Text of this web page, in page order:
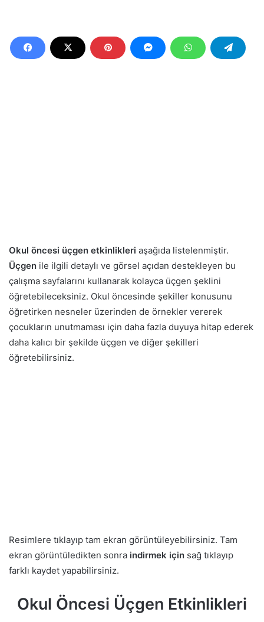
Okul öncesi üçgen etkinlikleri aşağıda listelenmiştir.
Üçgen ile ilgili detaylı ve görsel açıdan destekleyen bu
çalışma sayfalarını kullanarak kolayca üçgen şeklini
öğretebileceksiniz. Okul öncesinde şekiller konusunu
öğretirken nesneler üzerinden de örnekler vererek
çocukların unutmaması için daha fazla duyuya hitap ederek
daha kalıcı bir şekilde üçgen ve diğer şekilleri
öğretebilirsiniz.
Resimlere tıklayıp tam ekran görüntüleyebilirsiniz. Tam
ekran görüntüledikten sonra indirmek için sağ tıklayıp
farklı kaydet yapabilirsiniz.
Okul Öncesi Üçgen Etkinlikleri